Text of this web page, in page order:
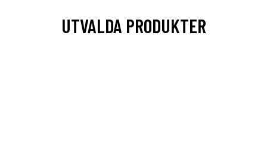
UTVALDA PRODUKTER